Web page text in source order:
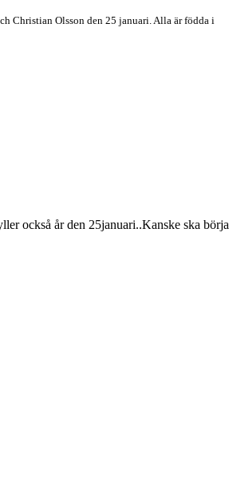
Christian Olsson den 25 januari. Alla är födda i
också år den 25januari..Kanske ska börja